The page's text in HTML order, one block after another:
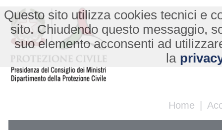
Home |
Questo sito utilizza cookies tecnici e
sito. Chiudendo questo messaggio,
suo elemento acconsenti ad
la